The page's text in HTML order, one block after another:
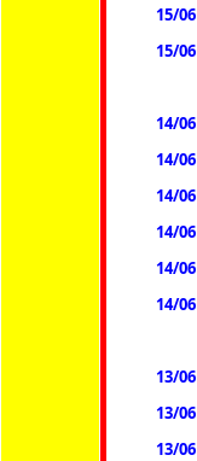
15/06
15/06
14/06
14/06
14/06
14/06
14/06
14/06
13/06
13/06
13/06